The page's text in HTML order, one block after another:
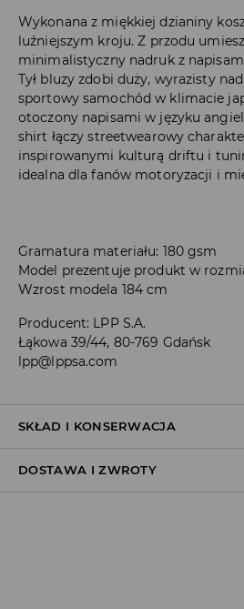
Wykonana z miękkiej dzianiny
luźniejszym kroju. Z przodu
minimalistyczny nadruk z
Tył bluzy zdobi duży, wyrazisty
sportowy samochód w klimacie
otoczony napisami w języku
shirt łączy streetwearowy
inspirowanymi kulturą driftu i
idealna dla fanów motoryzacji i
Gramatura materiału: 180 gsm
Model prezentuje produkt w
Wzrost modela 184 cm
Producent: LPP S.A.
Łąkowa 39/44, 80-769 Gdańsk
lpp@lppsa.com
SKŁAD I KONSERWACJA
100% BAWEŁNA
DOSTAWA I ZWROTY